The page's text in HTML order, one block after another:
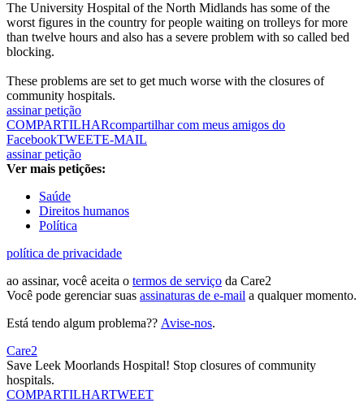
The University Hospital of the North Midlands has some of the
worst figures in the country for people waiting on trolleys for more
than twelve hours and also has a severe problem with so called bed
blocking.
These problems are set to get much worse with the closures of
community hospitals.
assinar petição
COMPARTILHARcompartilhar com meus amigos do
FacebookTWEETE-MAIL
assinar petição
Ver mais petições:
Saúde
Direitos humanos
Política
política de privacidade
ao assinar, você aceita o termos de serviço da Care2
Você pode gerenciar suas assinaturas de e-mail a qualquer momento.
Está tendo algum problema?? Avise-nos.
Care2
Save Leek Moorlands Hospital! Stop closures of community
hospitals.
COMPARTILHARTWEET